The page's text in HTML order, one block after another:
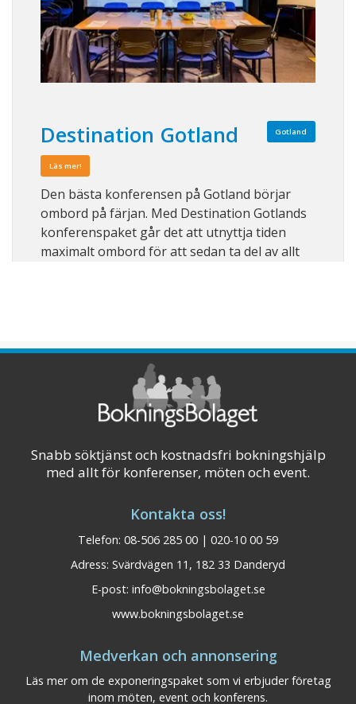
Gotland
Destination Gotland
Läs mer!
Den bästa konferensen på Gotland börjar
ombord på färjan. Med Destination Gotlands
konferenspaket går det att utnyttja tiden
maximalt ombord för att sedan ta del av allt
Elite Grand Hotel
Snabb söktjänst och kostnadsfri bokningshjälp
med allt för konferenser, möten och event.
Kontakta oss!
Telefon: 08-506 285 00 | 020-10 00 59
Adress: Svärdvägen 11, 182 33 Danderyd
E-post: info@bokningsbolaget.se
www.bokningsbolaget.se
Medverkan och annonsering
Läs mer om de exponeringspaket som vi erbjuder företag
inom möten, event och konferens.